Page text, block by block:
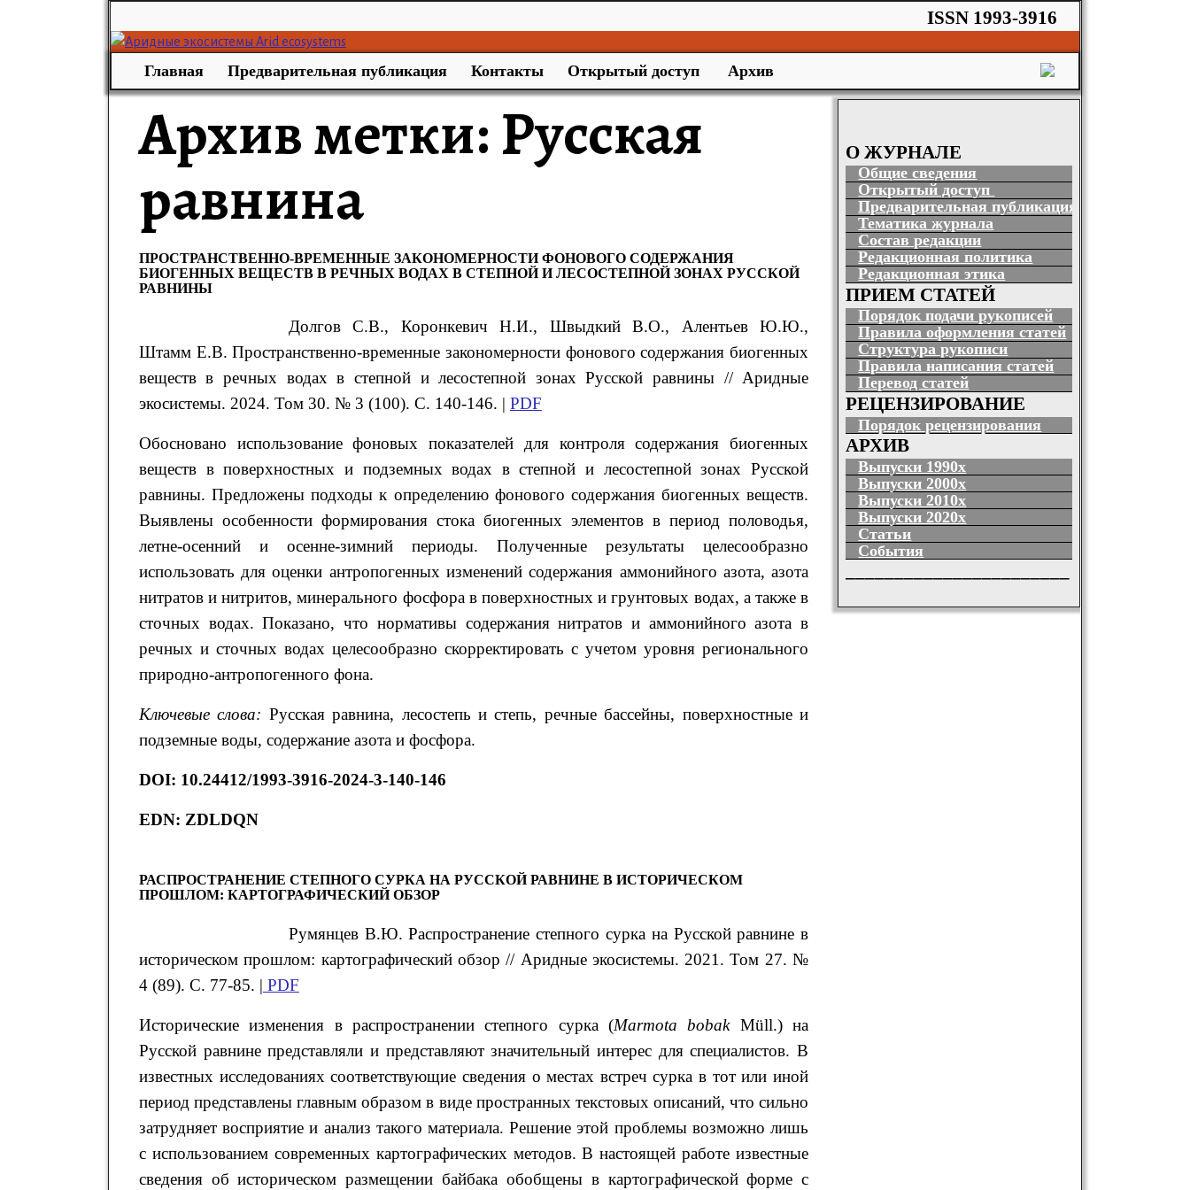
ISSN 1993-3916
Главная Предварительная публикация Контакты Открытый доступ Архив
Архив метки:Русская
равнина
ПРОСТРАНСТВЕННО-ВРЕМЕННЫЕ ЗАКОНОМЕРНОСТИ ФОНОВОГО СОДЕРЖАНИЯ
БИОГЕННЫХ ВЕЩЕСТВ В РЕЧНЫХ ВОДАХ В СТЕПНОЙ И ЛЕСОСТЕПНОЙ ЗОНАХ РУССКОЙ
РАВНИНЫ
ДолговС.В., КоронкевичН.И., ШвыдкийВ.О., АлентьевЮ.Ю.,
Штамм Е.В.Пространственно-временные закономерности фонового содержаниябиогенных
веществ в речных водах в степной и лесостепной зонах Русской равнины // Аридные
экосистемы. 2024. Том 30. № 3 (100). С. 140-146. | PDF
Обосновано использование фоновых показателей для контроля содержания биогенных
веществ в поверхностных и подземных водах в степной и лесостепной зонах Русской
равнины. Предложены подходы к определению фонового содержания биогенных веществ.
Выявлены особенности формирования стока биогенных элементов в период половодья,
летне-осенний и осенне-зимний периоды. Полученные результаты целесообразно
использовать для оценки антропогенных изменений содержания аммонийного азота, азота
нитратов и нитритов, минерального фосфора в поверхностных и грунтовых водах, а также в
сточных водах. Показано, что нормативы содержания нитратов и аммонийного азота в
речных и сточных водах целесообразно скорректировать с учетом уровня регионального
природно-антропогенного фона.
Ключевые слова: Русская равнина, лесостепь и степь, речные бассейны, поверхностные и
подземные воды, содержание азота и фосфора.
DOI: 10.24412/1993-3916-2024-3-140-146
EDN: ZDLDQN
РАСПРОСТРАНЕНИЕ СТЕПНОГО СУРКА НА РУССКОЙ РАВНИНЕ В ИСТОРИЧЕСКОМ
ПРОШЛОМ: КАРТОГРАФИЧЕСКИЙ ОБЗОР
Румянцев В.Ю. Распространение степного сурка на Русской равнине в
историческом прошлом: картографический обзор // Аридные экосистемы. 2021. Том 27. №
4 (89). С. 77-85. | PDF
Исторические изменения в распространении степного сурка (Marmota bobakMüll.) на
Русской равнине представляли и представляют значительный интерес для специалистов. В
известных исследованиях соответствующие сведения о местах встреч сурка в тот или иной
период представлены главным образом в виде пространных текстовых описаний, что сильно
затрудняет восприятие и анализ такого материала. Решение этой проблемы возможно лишь
с использованием современных картографических методов. В настоящей работе известные
сведения об историческом размещении байбака обобщены в картографической форме с
О ЖУРНАЛЕ
Общие сведения
Открытый доступ
Предварительная публикация
Тематика журнала
Состав редакции
Редакционная политика
Редакционная этика
ПРИЕМ СТАТЕЙ
Порядок подачи рукописей
Правила оформления статей
Структура рукописи
Правила написания статей
Перевод статей
РЕЦЕНЗИРОВАНИЕ
Порядок рецензирования
АРХИВ
Выпуски 1990х
Выпуски 2000х
Выпуски 2010х
Выпуски 2020х
Статьи
События